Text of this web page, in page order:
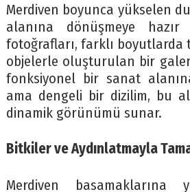
Merdiven boyunca yükselen
alanına dönüşmeye
fotoğrafları, farklı boyutlarda
objelerle oluşturulan bir
fonksiyonel bir sanat
ama dengeli bir dizilim, bu
dinamik görünümü sunar.
Bitkiler ve Aydınlatmayla
Merdiven basamaklarına